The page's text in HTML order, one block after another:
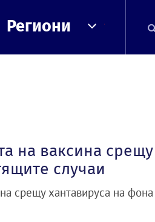
Региони
на ваксина срещу
случаи
срещу хантавируса на